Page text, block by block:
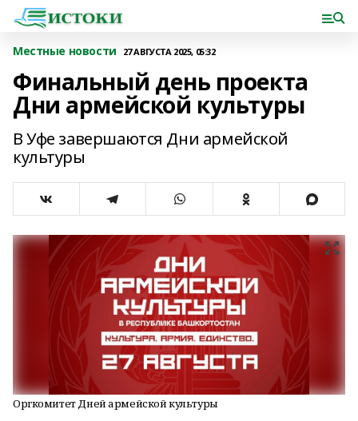
Местные новости 27 АВГУСТА 2025, 05:32
Финальный день проекта
Дни армейской культуры
В Уфе завершаются Дни армейской
культуры
Оргкомитет Дней армейской культуры